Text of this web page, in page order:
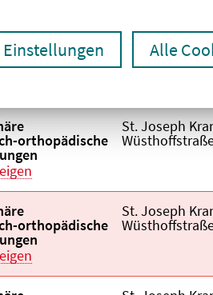
Alle
orthopädische
St. Joseph
orthopädische
St. Joseph
orthopädische
St. Joseph